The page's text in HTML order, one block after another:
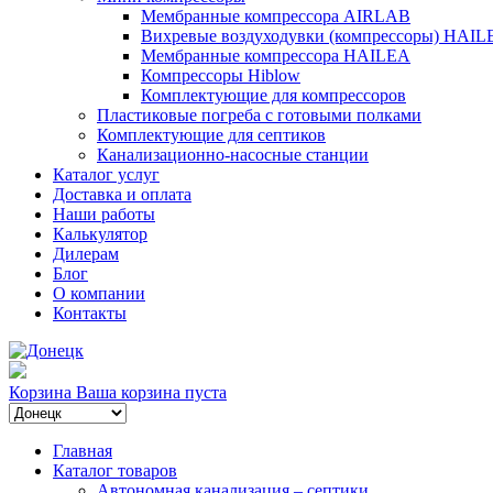
Мембранные компрессора AIRLAB
Вихревые воздуходувки (компрессоры)
Мембранные компрессора HAILEA
Компрессоры Hiblow
Комплектующие для компрессоров
Пластиковые погреба с готовыми полками
Комплектующие для септиков
Канализационно-насосные станции
Каталог услуг
Доставка и оплата
Наши работы
Калькулятор
Дилерам
Блог
О компании
Контакты
Корзина Ваша корзина пуста
Главная
Каталог товаров